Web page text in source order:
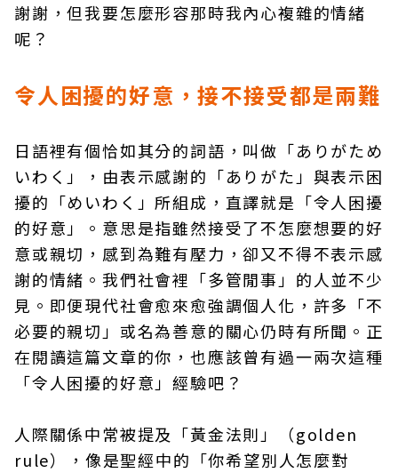
謝謝，但我要怎麼形容那時我內心複雜的情緒
呢？
令人困擾的好意，接不接受都是兩難
日語裡有個恰如其分的詞語，叫做「ありがため
いわく」，由表示感謝的「ありがた」與表示困
擾的「めいわく」所組成，直譯就是「令人困擾
的好意」。意思是指雖然接受了不怎麼想要的好
意或親切，感到為難有壓力，卻又不得不表示感
謝的情緒。我們社會裡「多管閒事」的人並不少
見。即便現代社會愈來愈強調個人化，許多「不
必要的親切」或名為善意的關心仍時有所聞。正
在閱讀這篇文章的你，也應該曾有過一兩次這種
「令人困擾的好意」經驗吧？
人際關係中常被提及「黃金法則」（golden
rule），像是聖經中的「你希望別人怎麼對